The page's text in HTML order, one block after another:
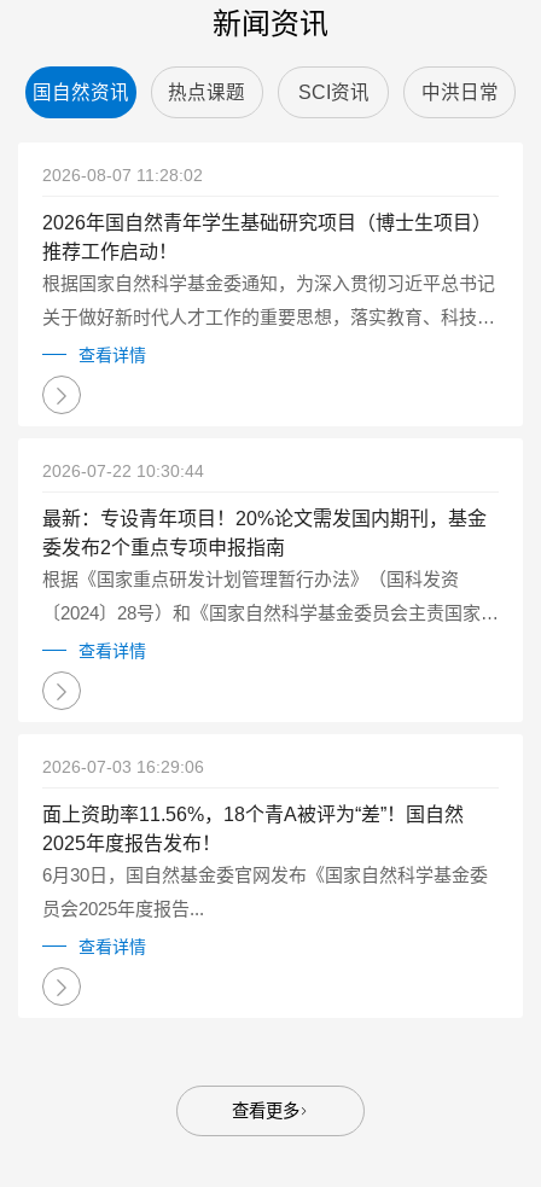
新闻资讯
国自然资讯 热点课题 SCI资讯 中洪日常
2026-08-07 11:28:02
2026年国自然青年学生基础研究项目（博士生项目）
推荐工作启动！
根据国家自然科学基金委通知，为深入贯彻习近平总书记
关于做好新时代人才工作的重要思想，落实教育、科技、
人才一体化发展的要求，2026年自然科学基金委继续试点
实施国家自然科学基金青年学生基础研究项目（博士研究
生）（以下简称博士生项目）...
查看详情
2026-07-22 10:30:44
最新：专设青年项目！20%论文需发国内期刊，基金
委发布2个重点专项申报指南
根据《国家重点研发计划管理暂行办法》（国科发资
〔2024〕28号）和《国家自然科学基金委员会主责国家重
点研发计划重点专项管理实施细则（试行）》（国科金发
计〔2025〕1号）有关要求...
查看详情
2026-07-03 16:29:06
面上资助率11.56%，18个青A被评为“差”！国自然
2025年度报告发布！
6月30日，国自然基金委官网发布《国家自然科学基金委
员会2025年度报告...
查看详情
查看更多